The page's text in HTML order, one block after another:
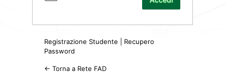
Registrazione Studente
Recupero
Password
← Torna a Rete FAD